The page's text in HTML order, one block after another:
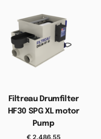
Filtreau Drumfilter
HF30 SPG XL motor
Pump
€ 2.486,55